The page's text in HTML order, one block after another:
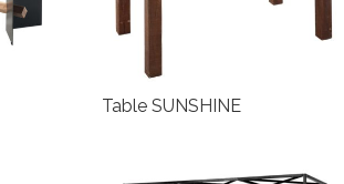
Table SUNSHINE